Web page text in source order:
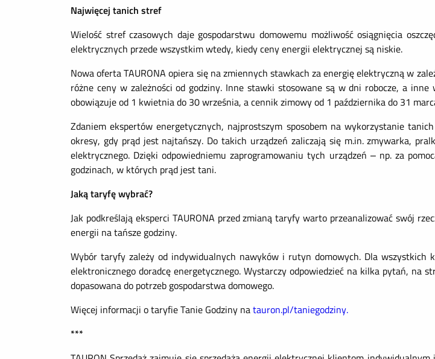
Najwięcej tanich stref
Wielość stref czasowych daje gospodarstwu domowemu możliwość osiągnięcia
elektrycznych przede wszystkim wtedy, kiedy ceny energii elektrycznej są niskie.
Nowa oferta TAURONA opiera się na zmiennych stawkach za energię elektryczną w
różne ceny w zależności od godziny. Inne stawki stosowane są w dni robocze, a
obowiązuje od 1 kwietnia do 30 września, a cennik zimowy od 1 października do 31
Zdaniem ekspertów energetycznych, najprostszym sposobem na wykorzystanie
okresy, gdy prąd jest najtańszy. Do takich urządzeń zaliczają się m.in. zmywarka,
elektrycznego. Dzięki odpowiedniemu zaprogramowaniu tych urządzeń – np. za
godzinach, w których prąd jest tani.
Jaką taryfę wybrać?
Jak podkreślają eksperci TAURONA przed zmianą taryfy warto przeanalizować swój
energii na tańsze godziny.
Wybór taryfy zależy od indywidualnych nawyków i rutyn domowych. Dla wszystkich
elektronicznego doradcę energetycznego. Wystarczy odpowiedzieć na kilka pytań, na
dopasowana do potrzeb gospodarstwa domowego.
Więcej informacji o taryfie Tanie Godziny natauron.pl/taniegodziny.
***